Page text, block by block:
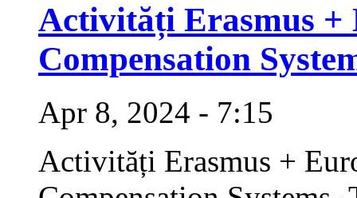
Activități Erasmus +
Compensation
Apr 8, 2024 - 7:15
Activități Erasmus +